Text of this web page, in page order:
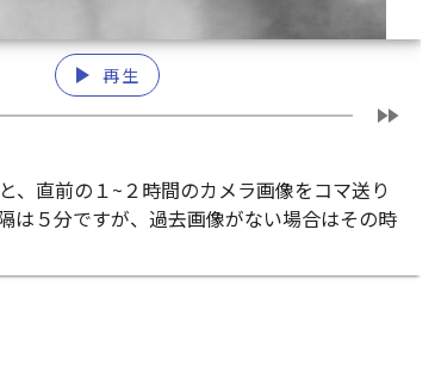
play_arrow 再生
fast_forward
、直前の１~２時間のカメラ画像をコマ送り
は５分ですが、過去画像がない場合はその時